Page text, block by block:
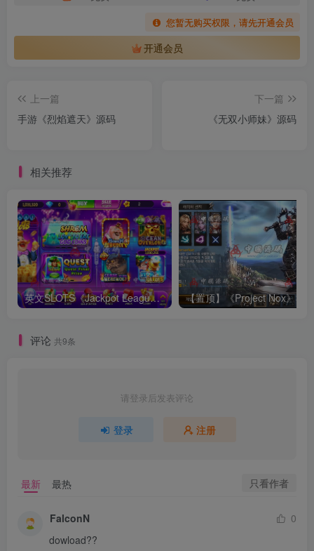
您暂无购买权限，请先开通会员
开通会员
上一篇
手游《烈焰遮天》源码
下一篇
《无双小师妹》源码
相关推荐
英文SLOTS《Jackpot League》源码
评论 共9条
请登录后发表评论
登录 注册
最新 最热 只看作者
FalconN
0
dowload??